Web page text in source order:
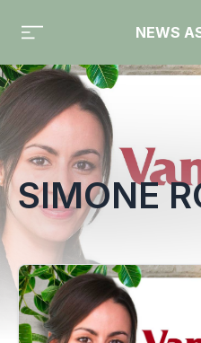
NEWS
Toute l'actualité sur le tag
SIMONE